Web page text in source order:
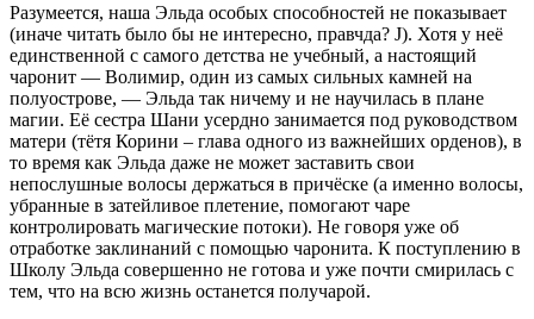
Разумеется, наша Эльда особых способностей не показывает
(иначе читать было бы не интересно, правчда? J). Хотя у неё
единственной с самого детства не учебный, а настоящий
чаронит — Волимир, один из самых сильных камней на
полуострове, — Эльда так ничему и не научилась в плане
магии. Её сестра Шани усердно занимается под руководством
матери (тётя Корини – глава одного из важнейших орденов), в
то время как Эльда даже не может заставить свои
непослушные волосы держаться в причёске (а именно волосы,
убранные в затейливое плетение, помогают чаре
контролировать магические потоки). Не говоря уже об
отработке заклинаний с помощью чаронита. К поступлению в
Школу Эльда совершенно не готова и уже почти смирилась с
тем, что на всю жизнь останется получарой.